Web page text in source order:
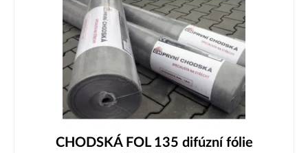
CHODSKÁ FOL 135 difúzní fólie